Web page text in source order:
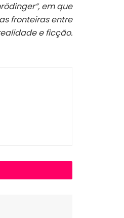
em que
fronteiras entre
e ficção.